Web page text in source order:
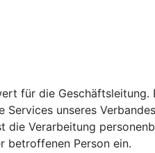
für die
unseres
die Verarbeitung
betroffenen Person ein.